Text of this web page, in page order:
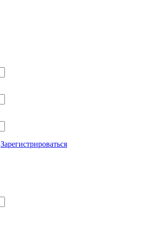
Зарегистрироваться